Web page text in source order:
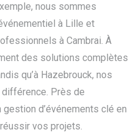
nous sommes
à Lille et
à Cambrai. À
des solutions complètes
qu’à Hazebrouck, nos
Près de
d’événements clé en
vos projets.